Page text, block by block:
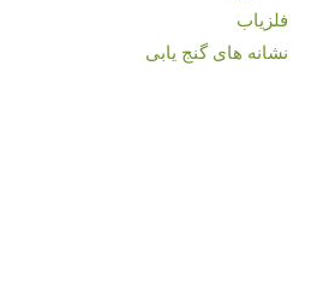
فلزیاب
نشانه های گنج یابی